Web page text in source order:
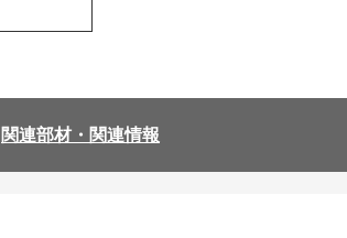
関連部材・関連情報